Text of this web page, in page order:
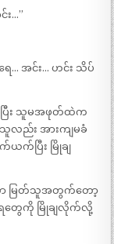
း…”
… အင်း… ဟင်း သိပ်
ပြီး သူမအဖုတ်ထဲက
လည်း အားကျမခံ
က်ပြီး မြိုချ
ာ မြတ်သူအတွက်တော့
ေတွေကို မြိုချလိုက်လို့